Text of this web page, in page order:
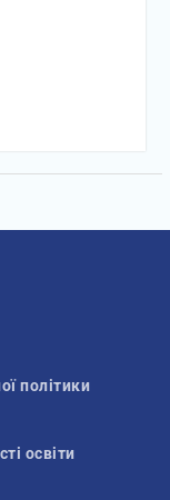
політики
освіти